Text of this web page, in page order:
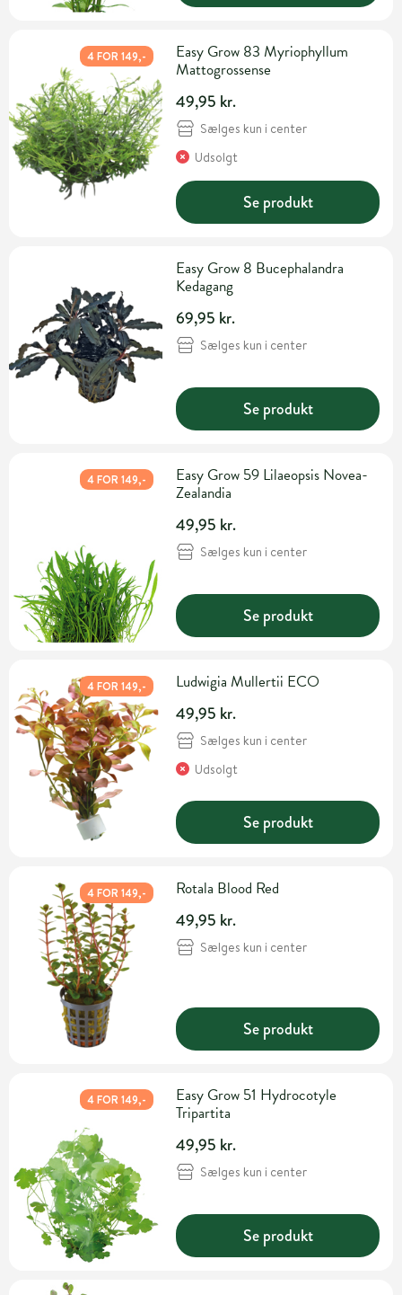
4 FOR 149,-
Easy Grow 83 Myriophyllum
Mattogrossense
49,95 kr.
Sælges kun i center
Udsolgt
Se produkt
Easy Grow 8 Bucephalandra
Kedagang
69,95 kr.
Sælges kun i center
Se produkt
4 FOR 149,-
Easy Grow 59 Lilaeopsis Novea-
Zealandia
49,95 kr.
Sælges kun i center
Se produkt
4 FOR 149,- Ludwigia Mullertii ECO
49,95 kr.
Sælges kun i center
Udsolgt
Se produkt
4 FOR 149,- Rotala Blood Red
49,95 kr.
Sælges kun i center
Se produkt
4 FOR 149,-
Easy Grow 51 Hydrocotyle
Tripartita
49,95 kr.
Sælges kun i center
Se produkt